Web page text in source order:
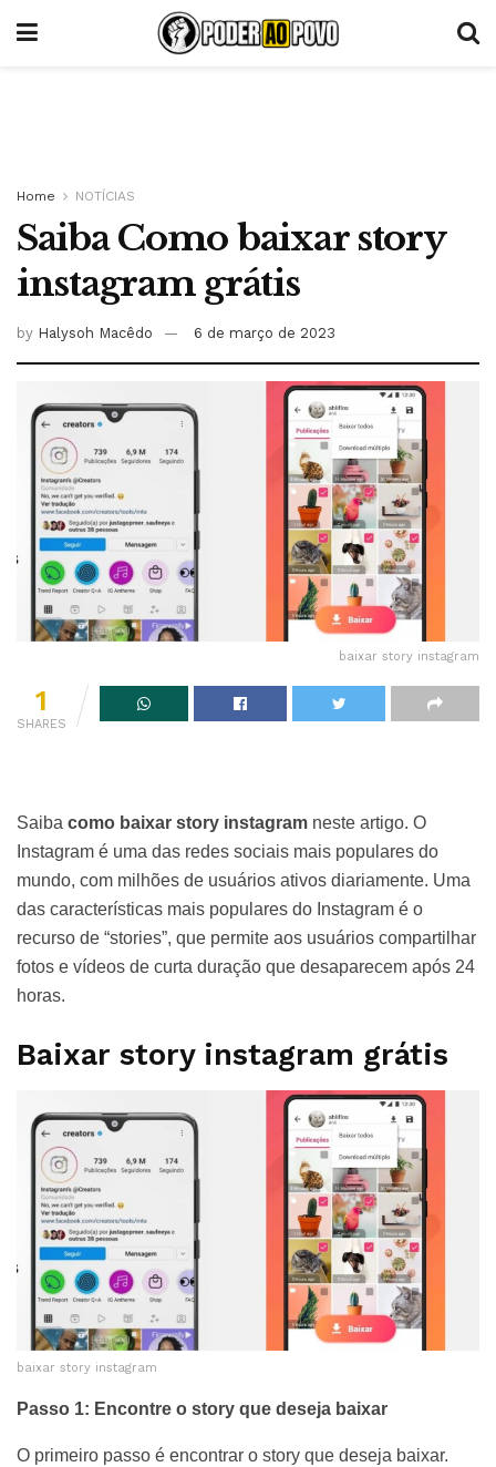
Home NOTÍCIAS
Saiba Como baixar story
instagram grátis
by Halysoh Macêdo 6 de março de 2023
baixar story instagram
1
SHARES
Saiba como baixar story instagram neste artigo. O
Instagram é uma das redes sociais mais populares do
mundo, com milhões de usuários ativos diariamente. Uma
das características mais populares do Instagram é o
recurso de “stories”, que permite aos usuários compartilhar
fotos e vídeos de curta duração que desaparecem após 24
horas.
Baixar story instagram grátis
baixar story instagram
Passo 1: Encontre o story que deseja baixar
O primeiro passo é encontrar o story que deseja baixar.